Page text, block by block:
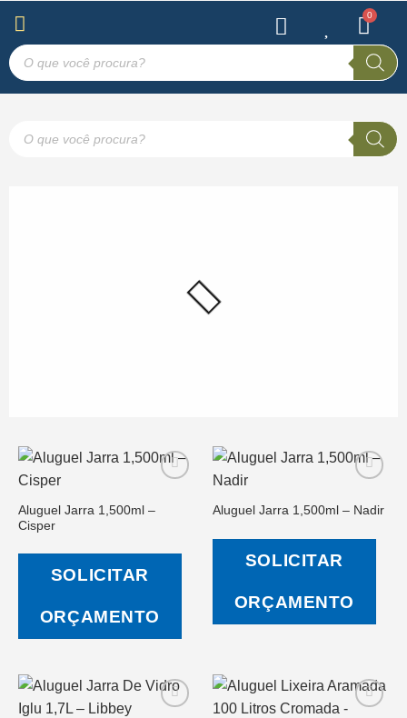
Desejos
Aluguel Jarra 1,500ml –
Cisper
SOLICITAR
ORÇAMENTO
Aluguel Jarra 1,500ml – Nadir
SOLICITAR
ORÇAMENTO